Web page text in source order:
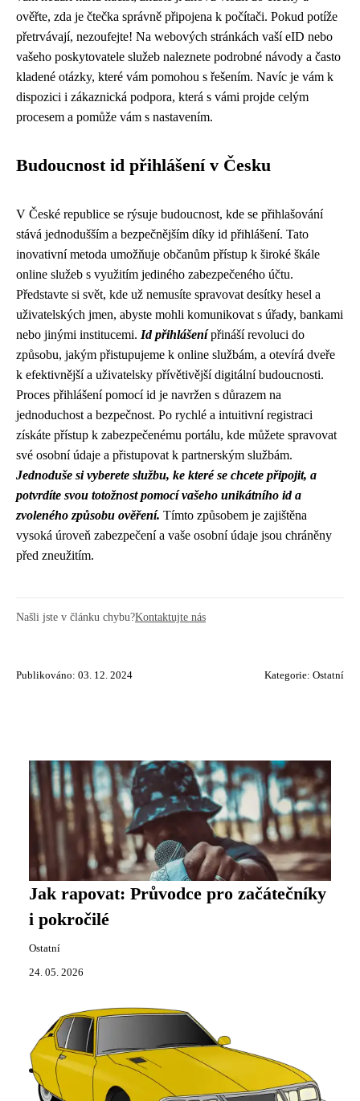
ověřte, zda je čtečka správně připojena k počítači. Pokud potíže
přetrvávají, nezoufejte! Na webových stránkách vaší eID nebo
vašeho poskytovatele služeb naleznete podrobné návody a často
kladené otázky, které vám pomohou s řešením. Navíc je vám k
dispozici i zákaznická podpora, která s vámi projde celým
procesem a pomůže vám s nastavením.
Budoucnost id přihlášení v Česku
V České republice se rýsuje budoucnost, kde se přihlašování
stává jednodušším a bezpečnějším díky id přihlášení. Tato
inovativní metoda umožňuje občanům přístup k široké škále
online služeb s využitím jediného zabezpečeného účtu.
Představte si svět, kde už nemusíte spravovat desítky hesel a
uživatelských jmen, abyste mohli komunikovat s úřady, bankami
nebo jinými institucemi. Id přihlášenípřináší revoluci do
způsobu, jakým přistupujeme k online službám, a otevírá dveře
k efektivnější a uživatelsky přívětivější digitální budoucnosti.
Proces přihlášení pomocí id je navržen s důrazem na
jednoduchost a bezpečnost. Po rychlé a intuitivní registraci
získáte přístup k zabezpečenému portálu, kde můžete spravovat
své osobní údaje a přistupovat k partnerským službám.
Jednoduše si vyberete službu, ke které se chcete připojit, a
potvrdíte svou totožnost pomocí vašeho unikátního id a
zvoleného způsobu ověření. Tímto způsobem je zajištěna
vysoká úroveň zabezpečení a vaše osobní údaje jsou chráněny
před zneužitím.
Našli jste v článku chybu?Kontaktujte nás
Publikováno: 03. 12. 2024 Kategorie: Ostatní
Jak rapovat: Průvodce pro začátečníky
i pokročilé
Ostatní
24. 05. 2026